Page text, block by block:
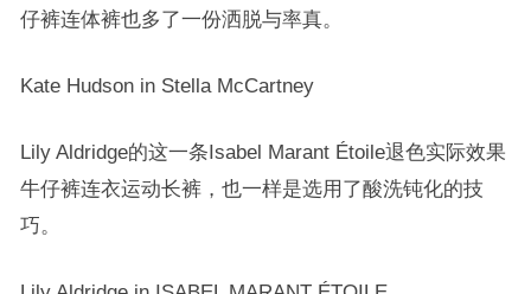
仔裤连体裤也多了一份洒脱与率真。
Kate Hudson in Stella McCartney
Lily Aldridge的这一条Isabel Marant Étoile退色实际效果
牛仔裤连衣运动长裤，也一样是选用了酸洗钝化的技
巧。